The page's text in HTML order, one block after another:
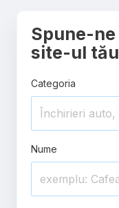
Spune-
site-ul tău
Categoria
Nume